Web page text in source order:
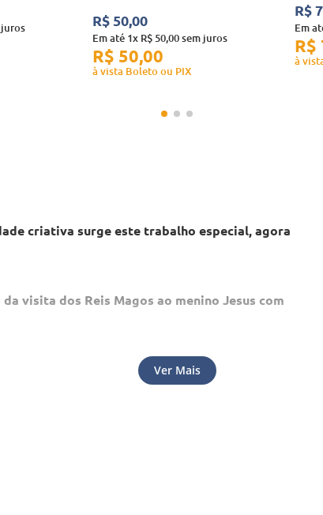
R$ 50,00
Em até 1x R$ 50,00sem juros
R$ 50,00
à vista Boleto ou PIX
R$
Em
R$
à
criativa surge este trabalho especial, agora
visita dos Reis Magos ao menino Jesus com
a Estrela do Oriente, num exemplo de
é o Caminho, a Verdade e a Vida.
Ver Mais